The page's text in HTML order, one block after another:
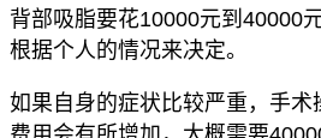
背部吸脂要花10000元到40000
根据个人的情况来决定。
如果自身的症状比较严重，手术